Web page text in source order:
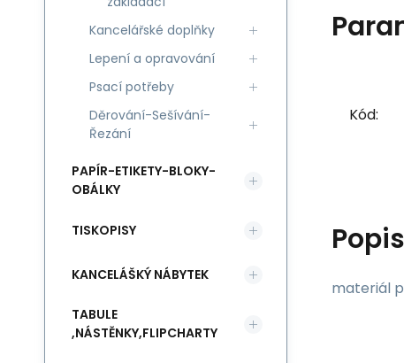
Kód:
Popis
materiál
Kancelářské doplňky
Lepení a opravování
Psací potřeby
Děrování-Sešívání-
Řezání
PAPÍR-ETIKETY-BLOKY-
OBÁLKY
TISKOPISY
KANCELÁŠKÝ NÁBYTEK
TABULE
,NÁSTĚNKY,FLIPCHARTY